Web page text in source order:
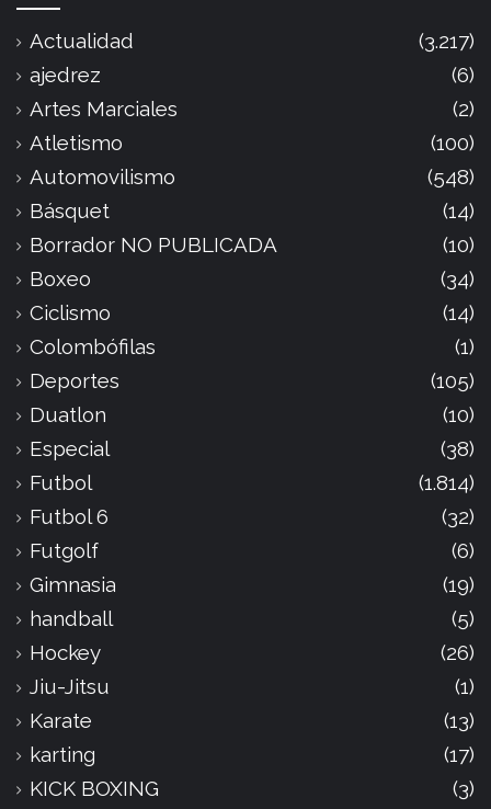
Actualidad
(3.217)
ajedrez
(6)
Artes Marciales
(2)
Atletismo
(100)
Automovilismo
(548)
Básquet
(14)
Borrador NO PUBLICADA
(10)
Boxeo
(34)
Ciclismo
(14)
Colombófilas
(1)
Deportes
(105)
Duatlon
(10)
Especial
(38)
Futbol
(1.814)
Futbol 6
(32)
Futgolf
(6)
Gimnasia
(19)
handball
(5)
Hockey
(26)
Jiu-Jitsu
(1)
Karate
(13)
karting
(17)
KICK BOXING
(3)